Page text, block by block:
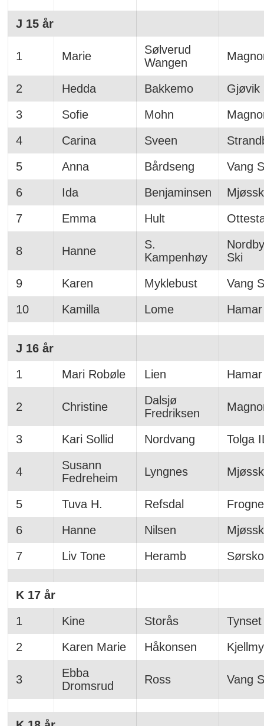
J 15 år
1 Marie
Sølverud
Wangen
2 Hedda Bakkemo
Gjøvik
3
Sofie Mohn
4
Carina Sveen
5
Anna Bårdseng
Vang
6
Ida Benjaminsen
7
Emma Hult
8 Hanne
S.
Kampenhøy
Ski
9
Karen Myklebust
Vang
10
Kamilla Lome
J 16 år
1
Mari Robøle Lien
2 Christine
Dalsjø
Fredriksen
3 Kari Sollid Nordvang Tolga
4
Susann
Fedreheim
Lyngnes
5 Tuva H. Refsdal
6
Hanne Nilsen
7
Liv Tone Heramb
K 17 år
1
Kine Storås
2
Karen Marie Håkonsen
3
Ebba
Dromsrud
Ross Vang